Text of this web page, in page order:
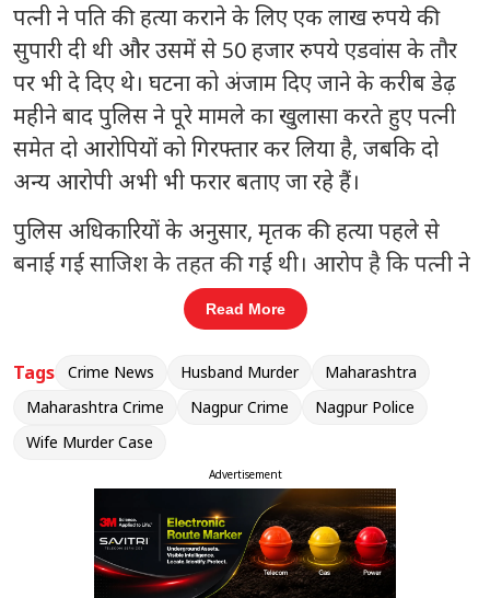
पत्नी ने पति की हत्या कराने के लिए एक लाख रुपये की
सुपारी दी थी और उसमें से 50 हजार रुपये एडवांस के तौर
पर भी दे दिए थे। घटना को अंजाम दिए जाने के करीब डेढ़
महीने बाद पुलिस ने पूरे मामले का खुलासा करते हुए पत्नी
समेत दो आरोपियों को गिरफ्तार कर लिया है, जबकि दो
अन्य आरोपी अभी भी फरार बताए जा रहे हैं।
पुलिस अधिकारियों के अनुसार, मृतक की हत्या पहले से
बनाई गई साजिश के तहत की गई थी। आरोप है कि पत्नी ने
कुछ लोगों के साथ मिलकर अपने पति को रास्ते से हटाने की
योजना बनाई थी। जांच में यह भी सामने आया कि हत्या के
लिए एक लाख रुपये में सौदा तय हुआ था और सुपारी लेने
वालों को आधी रकम पहले ही दे दी गई थी। इसके बाद
सुनसान स्थान पर वारदात को अंजाम दिया गया।
संबंधित खबरें
महाराष्ट्र में मनोरंजन कर नहीं, मुंबई फिल्म
उद्योग की पहली पसंद: फडणवीस
Read More
Tags Crime News Husband Murder
Maharashtra
Maharashtra Crime
Nagpur Crime
Nagpur Police
Wife Murder Case
Advertisement